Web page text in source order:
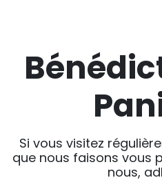
Si vous visitez
que nous faisons vous
nous,